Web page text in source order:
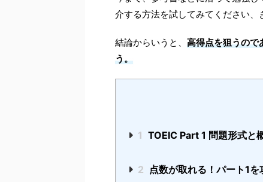
介する方法を試してみてください、
結論からいうと、 高得点を狙うので
う。
1 TOEIC Part 1 問題形式と
2 点数が取れる！パート1